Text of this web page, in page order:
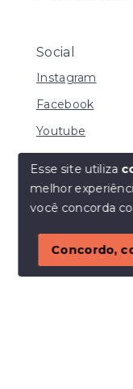
Olá!
Social
Instagram
Facebook
Youtube
© Copyright 2026
IMOBILIÁRIA |
SITE PARA IMOBILIARIA
Esse site utiliza
melhor
você concorda
Concordo,